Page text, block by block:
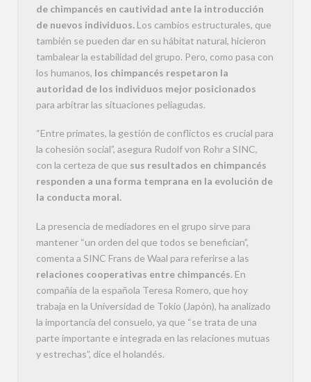
de chimpancés en cautividad ante la introducción
de nuevos individuos. Los cambios estructurales, que
también se pueden dar en su hábitat natural, hicieron
tambalear la estabilidad del grupo. Pero, como pasa con
los humanos, los chimpancés respetaron la
autoridad de los individuos mejor posicionados
para arbitrar las situaciones peliagudas.
“Entre primates, la gestión de conflictos es crucial para
la cohesión social”, asegura Rudolf von Rohr a SINC,
con la certeza de que sus resultados en chimpancés
responden a una forma temprana en la evolución de
la conducta moral.
La presencia de mediadores en el grupo sirve para
mantener “un orden del que todos se benefician”,
comenta a SINC Frans de Waal para referirse a las
relaciones cooperativas entre chimpancés. En
compañía de la española Teresa Romero, que hoy
trabaja en la Universidad de Tokio (Japón), ha analizado
la importancia del consuelo, ya que “se trata de una
parte importante e integrada en las relaciones mutuas
y estrechas”, dice el holandés.